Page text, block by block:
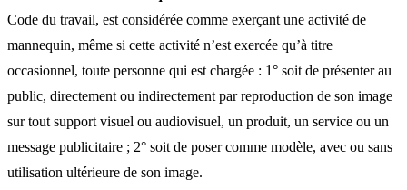
Code du travail, est considérée comme exerçant une activité de
mannequin, même si cette activité n’est exercée qu’à titre
occasionnel, toute personne qui est chargée : 1° soit de présenter au
public, directement ou indirectement par reproduction de son image
sur tout support visuel ou audiovisuel, un produit, un service ou un
message publicitaire ; 2° soit de poser comme modèle, avec ou sans
utilisation ultérieure de son image.